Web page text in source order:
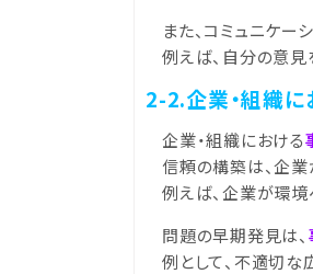
また、コミュニケ
例えば、自分の意見
2-2.企業・組織
企業・組織における
信頼の構築は、企
例えば、企業が環境
問題の早期発見は、
例として、不適切な